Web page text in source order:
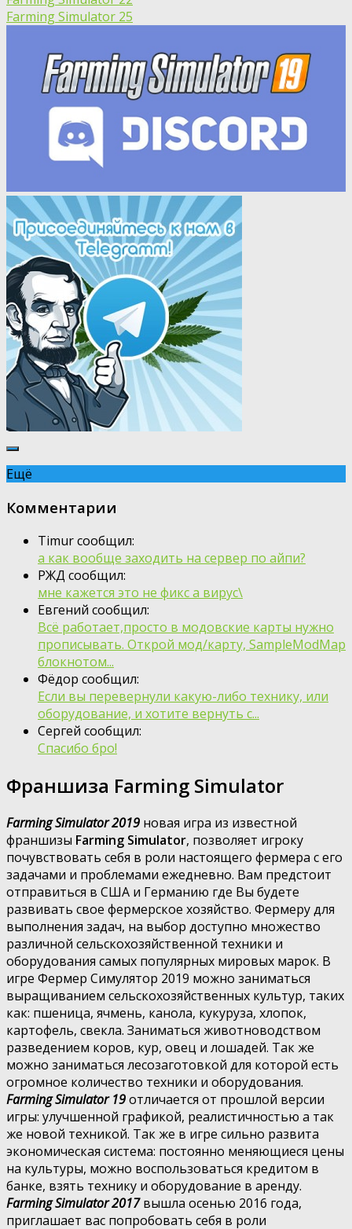
Farming Simulator 25
Ещё
Комментарии
Timur сообщил:
а как вообще заходить на сервер по айпи?
РЖД сообщил:
мне кажется это не фикс а вирус\
Евгений сообщил:
Всё работает,просто в модовские карты нужно
прописывать. Открой мод/карту, SampleModMap
блокнотом...
Фёдор сообщил:
Если вы перевернули какую-либо технику, или
оборудование, и хотите вернуть с...
Сергей сообщил:
Спасибо бро!
Франшиза Farming Simulator
Farming Simulator 2019 новая игра из известной
франшизы Farming Simulator, позволяет игроку
почувствовать себя в роли настоящего фермера с его
задачами и проблемами ежедневно. Вам предстоит
отправиться в США и Германию где Вы будете
развивать свое фермерское хозяйство. Фермеру для
выполнения задач, на выбор доступно множество
различной сельскохозяйственной техники и
оборудования самых популярных мировых марок. В
игре Фермер Симулятор 2019 можно заниматься
выращиванием сельскохозяйственных культур, таких
как: пшеница, ячмень, канола, кукуруза, хлопок,
картофель, свекла. Заниматься животноводством
разведением коров, кур, овец и лошадей. Так же
можно заниматься лесозаготовкой для которой есть
огромное количество техники и оборудования.
Farming Simulator 19отличается от прошлой версии
игры: улучшенной графикой, реалистичностью а так
же новой техникой. Так же в игре сильно развита
экономическая система: постоянно меняющиеся цены
на культуры, можно воспользоваться кредитом в
банке, взять технику и оборудование в аренду.
Farming Simulator 2017вышла осенью 2016 года,
приглашает вас попробовать себя в роли